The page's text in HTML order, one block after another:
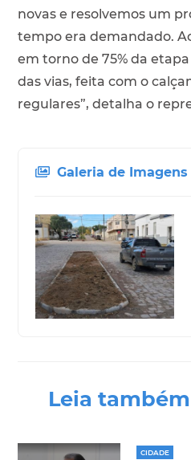
novas e resolvemos um
tempo era demandado.
em torno de 75% da
das vias, feita com o
regulares”, detalha o
Galeria de Imagens
Leia
CIDADE